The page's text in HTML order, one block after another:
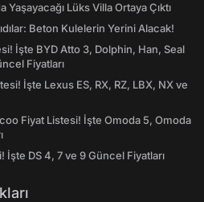
Lüks Villa Ortaya Çıktı
Beton Kulelerin Yerini Alacak!
İşte BYD Atto 3, Dolphin, Han, Seal
Fiyatları
İşte Lexus ES, RX, RZ, LBX, NX ve
Fiyat Listesi! İşte Omoda 5, Omoda
İşte DS 4, 7 ve 9 Güncel Fiyatları